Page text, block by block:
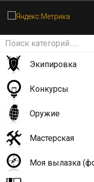
Экипировка
Конкурсы
Оружие
Мастерская
Моя вылазка